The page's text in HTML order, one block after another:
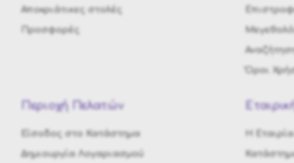
Αποκριάτικες στολές
Προσφορές
Όροι
Περιοχή Πελατών
Είσοδος στο Κατάστημα
Δημιουργία Λογαριασμού
H Εταιρία